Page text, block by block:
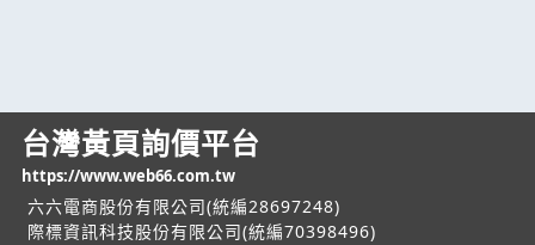
台灣黃頁詢價平台
https://www.web66.com.tw
六六電商股份有限公司(統編28697248)
際標資訊科技股份有限公司(統編70398496)